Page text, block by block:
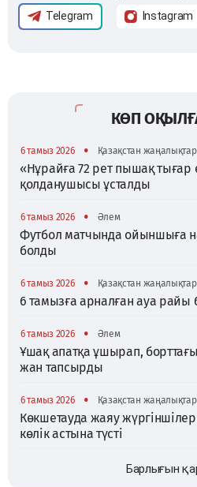
Telegram Instagram
КӨП
6 тамыз 2026 • Қазақстан
«Нұрайға 72 рет пышақ тығар
қолданушысы ұсталды
6 тамыз 2026 • Әлем
Футбол матчында ойыншыға
болды
6 тамыз 2026 • Қазақстан
6 тамызға арналған ауа
6 тамыз 2026 • Әлем
Ұшақ апатқа ұшырап,
жан тапсырды
6 тамыз 2026 • Қазақстан
Көкшетауда жаяу жүргіншілер
көлік астына түсті
Барлығын